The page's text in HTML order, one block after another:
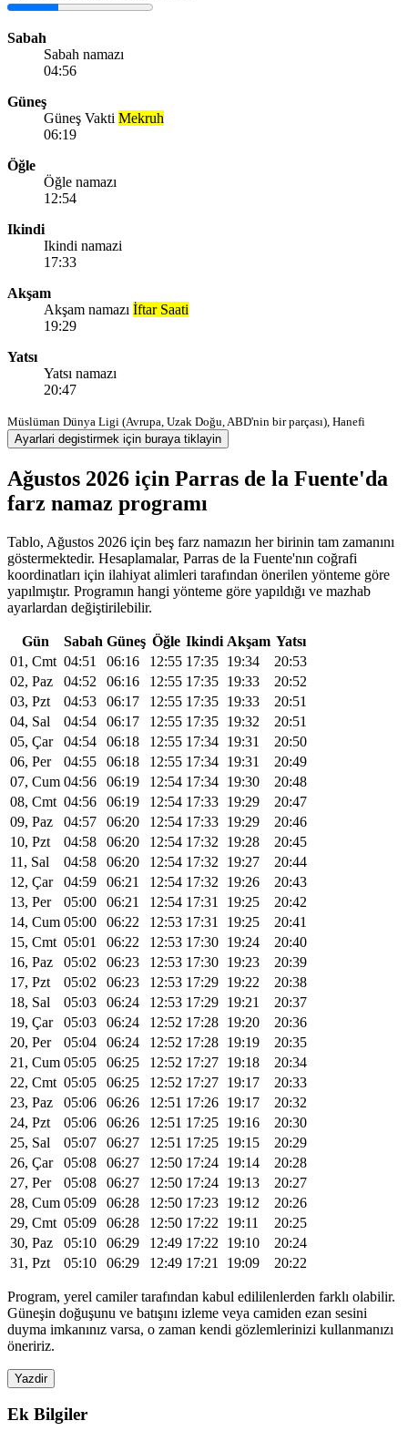
Sabah
Sabah namazı
04:56
Güneş
Güneş Vakti Mekruh
06:19
Öğle
Öğle namazı
12:54
Ikindi
Ikindi namazi
17:33
Akşam
Akşam namazı İftar Saati
19:29
Yatsı
Yatsı namazı
20:47
Müslüman Dünya Ligi (Avrupa, Uzak Doğu, ABD'nin bir parçası), Hanefi
Ayarlari degistirmek için buraya tiklayin
Ağustos 2026 için Parras de la Fuente'da
farz namaz programı
Tablo, Ağustos 2026 için beş farz namazın her birinin tam zamanını
göstermektedir. Hesaplamalar, Parras de la Fuente'nın coğrafi
koordinatları için ilahiyat alimleri tarafından önerilen yönteme göre
yapılmıştır. Programın hangi yönteme göre yapıldığı ve mazhab
ayarlardan değiştirilebilir.
Gün Sabah Güneş Öğle Ikindi Akşam Yatsı
01, Cmt 04:51 06:16 12:55 17:35 19:34
20:53
02, Paz
04:52 06:16 12:55 17:35 19:33
20:52
03, Pzt
04:53 06:17 12:55 17:35 19:33
20:51
04, Sal
04:54 06:17 12:55 17:35 19:32
20:51
05, Çar
04:54 06:18 12:55 17:34 19:31
20:50
06, Per
04:55 06:18 12:55 17:34 19:31
20:49
07, Cum 04:56 06:19 12:54 17:34 19:30
20:48
08, Cmt 04:56 06:19 12:54 17:33 19:29
20:47
09, Paz
04:57 06:20 12:54 17:33 19:29
20:46
10, Pzt
04:58 06:20 12:54 17:32 19:28
20:45
11, Sal
04:58 06:20 12:54 17:32 19:27
20:44
12, Çar
04:59 06:21 12:54 17:32 19:26
20:43
13, Per
05:00 06:21 12:54 17:31 19:25
20:42
14, Cum 05:00 06:22 12:53 17:31 19:25
20:41
15, Cmt 05:01 06:22 12:53 17:30 19:24
20:40
16, Paz
05:02 06:23 12:53 17:30 19:23
20:39
17, Pzt
05:02 06:23 12:53 17:29 19:22
20:38
18, Sal
05:03 06:24 12:53 17:29 19:21
20:37
19, Çar
05:03 06:24 12:52 17:28 19:20
20:36
20, Per
05:04 06:24 12:52 17:28 19:19
20:35
21, Cum 05:05 06:25 12:52 17:27 19:18
20:34
22, Cmt 05:05 06:25 12:52 17:27 19:17
20:33
23, Paz
05:06 06:26 12:51 17:26 19:17
20:32
24, Pzt
05:06 06:26 12:51 17:25 19:16
20:30
25, Sal
05:07 06:27 12:51 17:25 19:15
20:29
26, Çar
05:08 06:27 12:50 17:24 19:14
20:28
27, Per
05:08 06:27 12:50 17:24 19:13
20:27
28, Cum 05:09 06:28 12:50 17:23 19:12
20:26
29, Cmt 05:09 06:28 12:50 17:22 19:11
20:25
30, Paz
05:10 06:29 12:49 17:22 19:10
20:24
31, Pzt
05:10 06:29 12:49 17:21 19:09 20:22
Program, yerel camiler tarafından kabul edililenlerden farklı olabilir.
Güneşin doğuşunu ve batışını izleme veya camiden ezan sesini
duyma imkanınız varsa, o zaman kendi gözlemlerinizi kullanmanızı
öneririz.
Yazdir
Ek Bilgiler